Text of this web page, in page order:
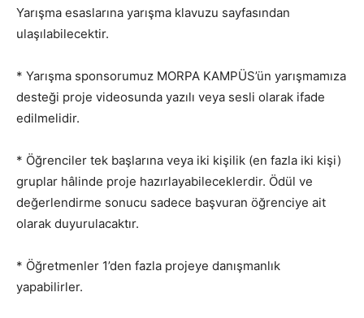
Yarışma esaslarına yarışma klavuzu sayfasından
ulaşılabilecektir.
* Yarışma sponsorumuz MORPA KAMPÜS’ün yarışmamıza
desteği proje videosunda yazılı veya sesli olarak ifade
edilmelidir.
* Öğrenciler tek başlarına veya iki kişilik (en fazla iki kişi)
gruplar hâlinde proje hazırlayabileceklerdir. Ödül ve
değerlendirme sonucu sadece başvuran öğrenciye ait
olarak duyurulacaktır.
* Öğretmenler 1’den fazla projeye danışmanlık
yapabilirler.